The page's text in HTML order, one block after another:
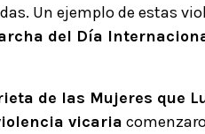
Un ejemplo de estas
del Día
de las Mujeres que
vicaria